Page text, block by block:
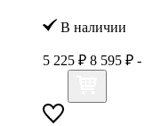
В наличии
5 225 ₽ 8 595 ₽ -